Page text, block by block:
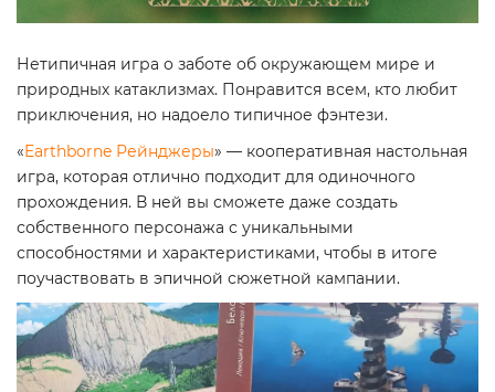
Нетипичная игра о заботе об окружающем мире и
природных катаклизмах. Понравится всем, кто любит
приключения, но надоело типичное фэнтези.
«Earthborne Рейнджеры» — кооперативная настольная
игра, которая отлично подходит для одиночного
прохождения. В ней вы сможете даже создать
собственного персонажа с уникальными
способностями и характеристиками, чтобы в итоге
поучаствовать в эпичной сюжетной кампании.